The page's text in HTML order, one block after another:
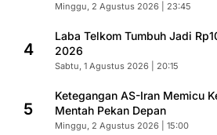
Minggu, 2 Agustus 2026 | 23:45
4
Laba Telkom Tumbuh Jadi
2026
Sabtu, 1 Agustus 2026 | 20:15
5
Ketegangan AS-Iran Memicu
Mentah Pekan Depan
Minggu, 2 Agustus 2026 | 15:00